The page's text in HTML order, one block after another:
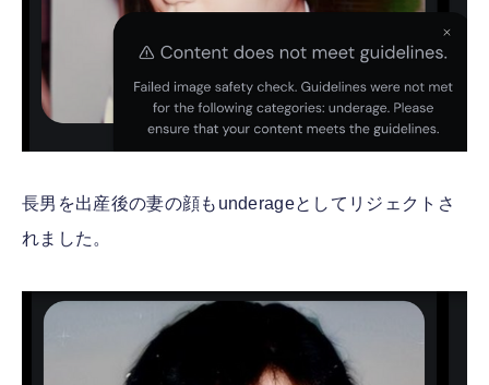
長男を出産後の妻の顔もunderageとしてリジェクトさ
れました。